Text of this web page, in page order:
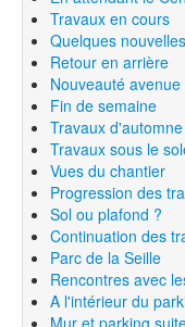
Travaux en cours
Quelques nouvelles
Retour en arrière
Nouveauté
Fin de semaine
Travaux d'automne
Travaux sous le
Vues du chantier
Progression des
Sol ou plafond ?
Continuation des
Parc de la Seille
Rencontres avec
A l'intérieur du
Mur et parking